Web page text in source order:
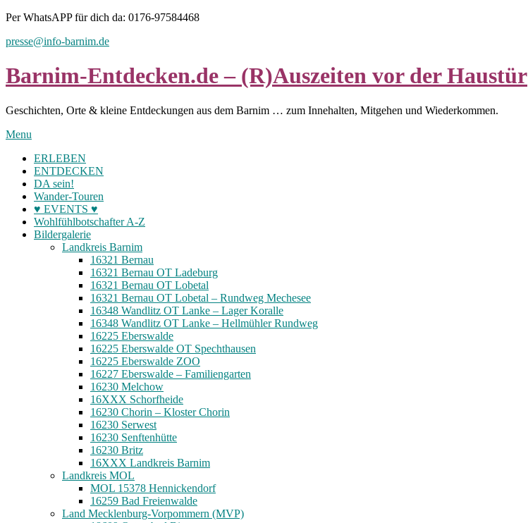
Skip
content
Per WhatsAPP für dich da: 0176-97584468
presse@info-barnim.de
Barnim-Entdecken.de – (R)Auszeiten vor der Haustür
Geschichten, Orte & kleine Entdeckungen aus dem Barnim … zum Innehalten, Mitgehen und Wiederkommen.
Menu
ERLEBEN
ENTDECKEN
DA sein!
Wander-Touren
♥ EVENTS ♥
Wohlfühlbotschafter A-Z
Bildergalerie
Landkreis Barnim
16321 Bernau
16321 Bernau OT Ladeburg
16321 Bernau OT Lobetal
16321 Bernau OT Lobetal – Rundweg Mechesee
16348 Wandlitz OT Lanke – Lager Koralle
16348 Wandlitz OT Lanke – Hellmühler Rundweg
16225 Eberswalde
16225 Eberswalde OT Spechthausen
16225 Eberswalde ZOO
16227 Eberswalde – Familiengarten
16230 Melchow
16XXX Schorfheide
16230 Chorin – Kloster Chorin
16230 Serwest
16230 Senftenhütte
16230 Britz
16XXX Landkreis Barnim
Landkreis MOL
MOL 15378 Hennickendorf
16259 Bad Freienwalde
Land Mecklenburg-Vorpommern (MVP)